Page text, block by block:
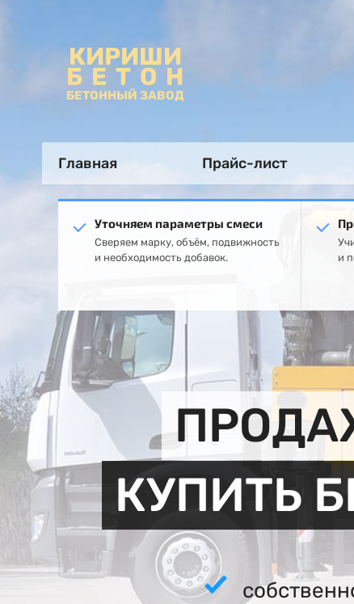
КИРИШИ
БЕТОН
БЕТОННЫЙ ЗАВОД
Главная Прайс-лист
Уточняем параметры смеси
Сверяем марку, объём, подвижность
и необходимость добавок.
и
КУПИТЬ